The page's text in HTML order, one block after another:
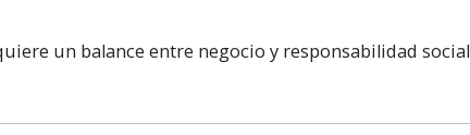
un balance entre negocio y responsabilidad social